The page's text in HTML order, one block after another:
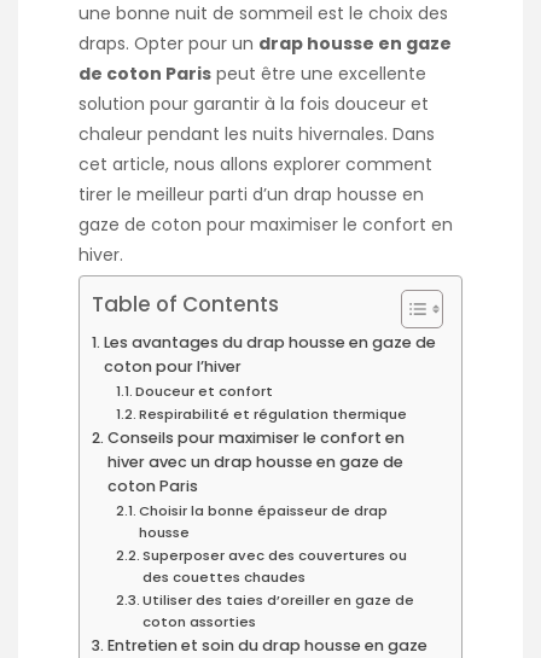
une bonne nuit de sommeil est le choix des
draps. Opter pour un drap housse en gaze
de coton Paris peut être une excellente
solution pour garantir à la fois douceur et
chaleur pendant les nuits hivernales. Dans
cet article, nous allons explorer comment
tirer le meilleur parti d’un drap housse en
gaze de coton pour maximiser le confort en
hiver.
Table of Contents
Les avantages du drap housse en gaze de
coton pour l’hiver
Douceur et confort
Respirabilité et régulation thermique
Conseils pour maximiser le confort en
hiver avec un drap housse en gaze de
coton Paris
Choisir la bonne épaisseur de drap
housse
Superposer avec des couvertures ou
des couettes chaudes
Utiliser des taies d’oreiller en gaze de
coton assorties
Entretien et soin du drap housse en gaze